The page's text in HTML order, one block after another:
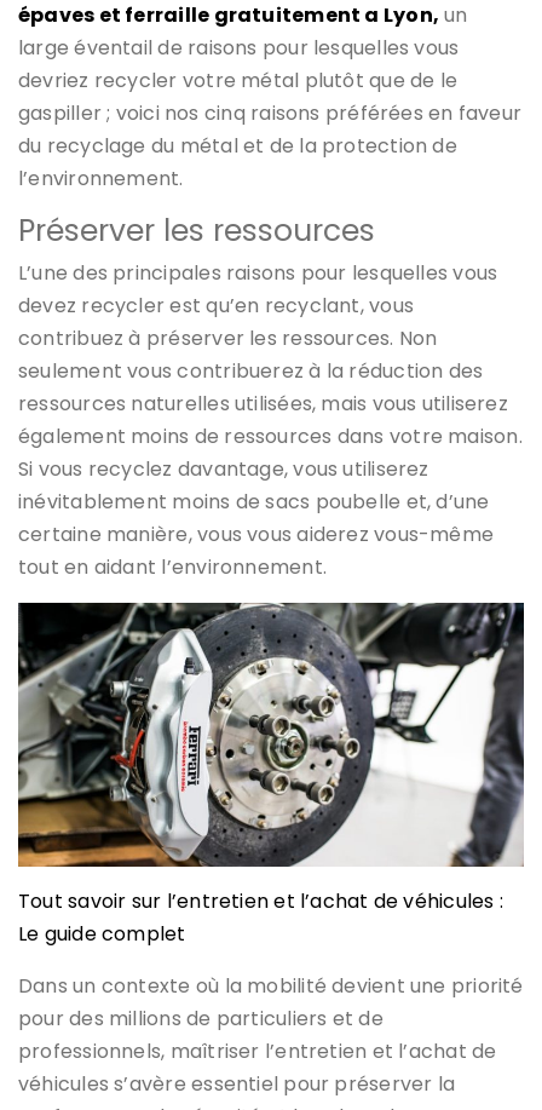
épaves et ferraille gratuitement a Lyon, un
large éventail de raisons pour lesquelles vous
devriez recycler votre métal plutôt que de le
gaspiller ; voici nos cinq raisons préférées en faveur
du recyclage du métal et de la protection de
l’environnement.
Préserver les ressources
L’une des principales raisons pour lesquelles vous
devez recycler est qu’en recyclant, vous
contribuez à préserver les ressources. Non
seulement vous contribuerez à la réduction des
ressources naturelles utilisées, mais vous utiliserez
également moins de ressources dans votre maison.
Si vous recyclez davantage, vous utiliserez
inévitablement moins de sacs poubelle et, d’une
certaine manière, vous vous aiderez vous-même
tout en aidant l’environnement.
Tout savoir sur l’entretien et l’achat de véhicules :
Le guide complet
Dans un contexte où la mobilité devient une priorité
pour des millions de particuliers et de
professionnels, maîtriser l’entretien et l’achat de
véhicules s’avère essentiel pour préserver la